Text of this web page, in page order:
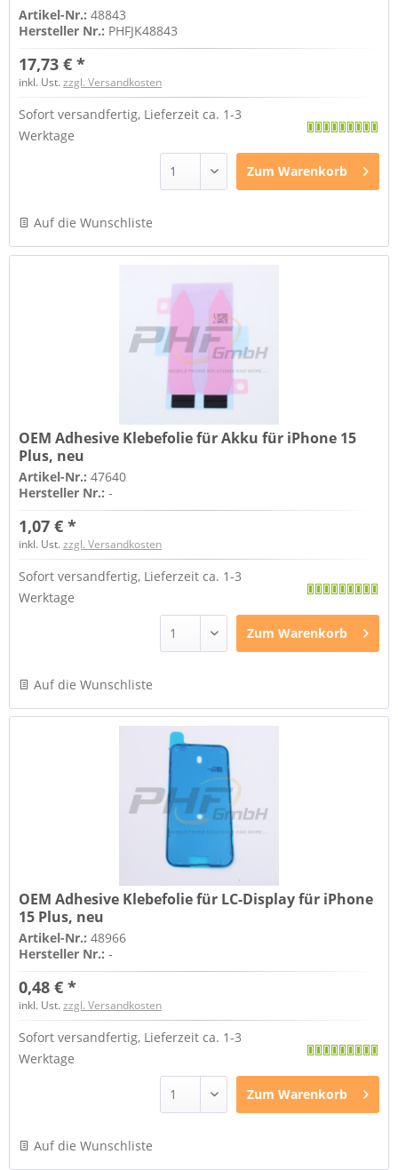
Artikel-Nr.:48843
Hersteller Nr.: PHFJK48843
17,73 € *
inkl. Ust.zzgl. Versandkosten
Sofort versandfertig, Lieferzeit ca. 1-3
Werktage
Zum Warenkorb
Auf die Wunschliste
OEM Adhesive Klebefolie für Akku für iPhone 15
Plus, neu
Artikel-Nr.:47640
Hersteller Nr.:-
1,07 € *
inkl. Ust.zzgl. Versandkosten
Sofort versandfertig, Lieferzeit ca. 1-3
Werktage
Zum Warenkorb
Auf die Wunschliste
OEM Adhesive Klebefolie für LC-Display für iPhone
15 Plus, neu
Artikel-Nr.:48966
Hersteller Nr.:-
0,48 € *
inkl. Ust.zzgl. Versandkosten
Sofort versandfertig, Lieferzeit ca. 1-3
Werktage
Zum Warenkorb
Auf die Wunschliste